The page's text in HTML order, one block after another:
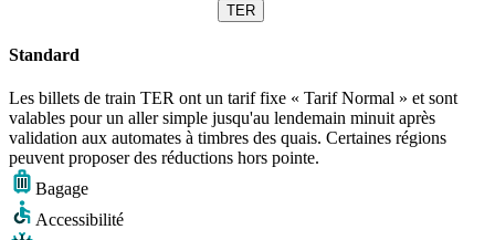
TER
Standard
Les billets de train TER ont un tarif fixe « Tarif Normal » et sont
valables pour un aller simple jusqu'au lendemain minuit après
validation aux automates à timbres des quais. Certaines régions
peuvent proposer des réductions hors pointe.
Bagage
Accessibilité